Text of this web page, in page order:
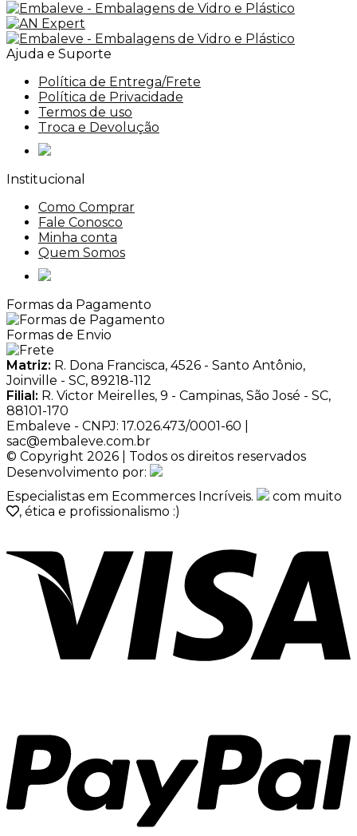
Ajuda e Suporte
Política de Entrega/Frete
Política de Privacidade
Termos de uso
Troca e Devolução
Institucional
Como Comprar
Fale Conosco
Minha conta
Quem Somos
Formas da Pagamento
Formas de Envio
Matriz: R. Dona Francisca, 4526 - Santo Antônio,
Joinville - SC, 89218-112
Filial: R. Victor Meirelles, 9 - Campinas, São José - SC,
88101-170
Embaleve - CNPJ: 17.026.473/0001-60 |
sac@embaleve.com.br
© Copyright 2026 | Todos os direitos reservados
Desenvolvimento por:
Especialistas em Ecommerces Incríveis.
com muito
, ética e profissionalismo :)